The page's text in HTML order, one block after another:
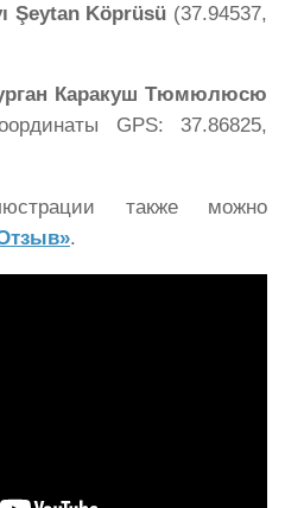
Şeytan Köprüsü (37.94537,
Каракуш Тюмюлюсю
GPS: 37.86825,
также можно
.